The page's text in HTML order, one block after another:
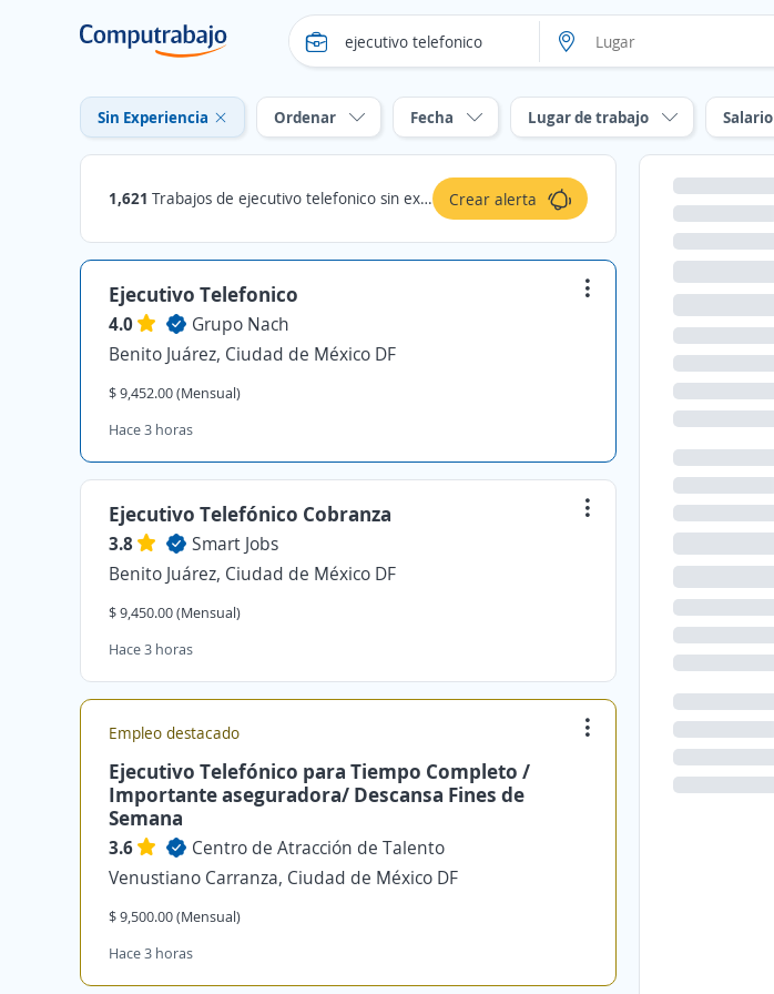
Sin Experiencia Ordenar Fecha Lugar de trabajo Salario
1,621 Trabajos de ejecutivo telefonico sin experiencia Crear alerta
Ejecutivo Telefonico
4.0
Grupo Nach
Benito Juárez, Ciudad de México DF
$ 9,452.00 (Mensual)
Hace 3 horas
Ejecutivo Telefónico Cobranza
3.8
Smart Jobs
Benito Juárez, Ciudad de México DF
$ 9,450.00 (Mensual)
Hace 3 horas
Empleo destacado
Ejecutivo Telefónico para Tiempo Completo /
Importante aseguradora/ Descansa Fines de
Semana
3.6
Centro de Atracción de Talento
Venustiano Carranza, Ciudad de México DF
$ 9,500.00 (Mensual)
Hace 3 horas